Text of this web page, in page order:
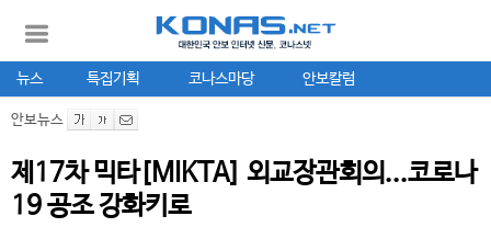
뉴스 특집기획 코나스마당 안보칼럼
안보뉴스
제17차 믹타[MIKTA] 외교장관회의...코로나
19 공조 강화키로